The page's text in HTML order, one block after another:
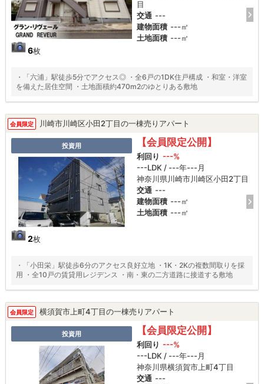
6枚
目
交通 ---
建物面積 ---㎡
土地面積 ---㎡
・「六浦」駅徒歩5分でアクセス◎ ・全6戸の1DK住戸構成 ・和室・洋室
を備えた居住空間 ・土地面積約470m2のゆとりある敷地
会員限定 川崎市川崎区小田2丁目の一棟売りアパート
投資用
2枚
【会員限定公開】
利回り ---%
---LDK / ---年---月
神奈川県川崎市川崎区小田2丁目
交通 ---
建物面積 ---㎡
土地面積 ---㎡
・「小田栄」駅徒歩6分のアクセス良好立地 ・1K・2Kの複数間取りを採
用 ・全10戸の賃貸用レジデンス ・南・東の二方道路に接道する敷地
会員限定 横須賀市上町4丁目の一棟売りアパート
投資用 【会員限定公開】
利回り ---%
---LDK / ---年---月
神奈川県横須賀市上町4丁目
交通 ---